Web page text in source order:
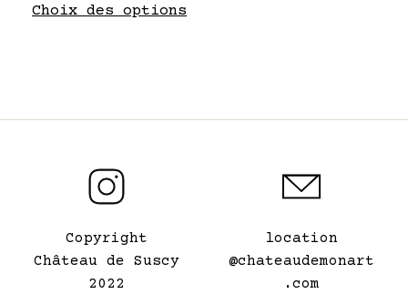
Choix des optionsproduit
Copyright
Château de Suscy
2022
location
@chateaudemonart
.com